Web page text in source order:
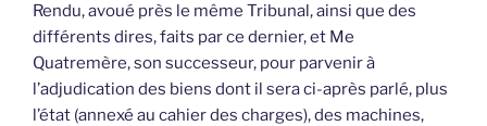
Rendu, avoué près le même Tribunal, ainsi que des
différents dires, faits par ce dernier, et Me
Quatremère, son successeur, pour parvenir à
l’adjudication des biens dont il sera ci-après parlé, plus
l’état (annexé au cahier des charges), des machines,